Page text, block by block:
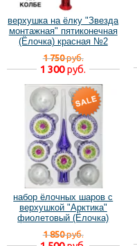
верхушка на ёлку "Звезда
монтажная" пятиконечная
(Ёлочка) красная №2
уценённая
1 750руб.
1 300руб.
набор ёлочных шаров с
верхушкой "Арктика"
фиолетовый (Ёлочка)
1 850руб.